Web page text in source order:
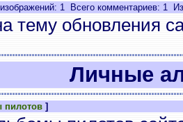
1 Всего комментариев: 1
тему обновления
Личные
]